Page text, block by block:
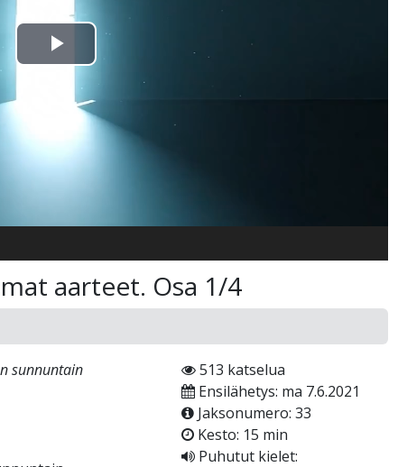
Toista
Video
aarteet. Osa 1/4
sunnuntain
513 katselua
Ensilähetys: ma 7.6.2021
Jaksonumero: 33
Kesto: 15 min
Puhutut kielet: